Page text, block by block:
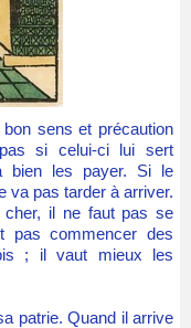
sens et précaution
si celui-ci lui sert
bien les payer. Si le
va pas tarder à arriver.
cher, il ne faut pas se
pas commencer des
; il vaut mieux les
patrie. Quand il arrive